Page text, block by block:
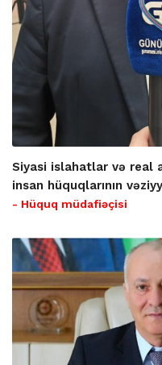
Siyasi islahatlar və real
insan hüquqlarının
- Hüquq müdafiəçisi